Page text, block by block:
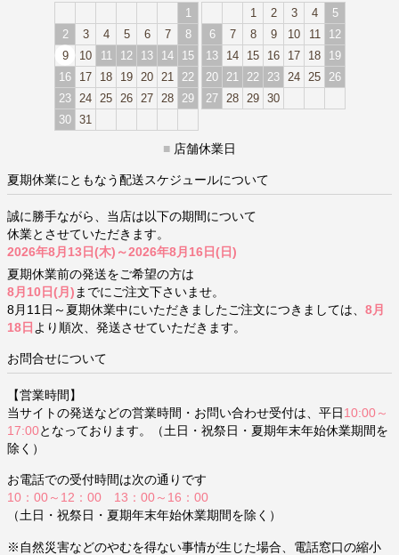
1
2
3 4 5 6 7
8
9
10 11 12 13 14
15
16
17 18 19 20 21
22
23
24 25 26 27 28
29
30 31
1
2 3 4
5
6
7 8 9 10 11
12
13
14 15 16 17 18
19
20
21 22 23 24 25
26
27
28 29 30
■ 店舗休業日
夏期休業にともなう配送スケジュールについて
誠に勝手ながら、当店は以下の期間について
休業とさせていただきます。
2026年8月13日(木)～2026年8月16日(日)
夏期休業前の発送をご希望の方は
8月10日(月) までにご注文下さいませ。
8月11日～夏期休業中にいただきましたご注文につきましては、 8月
18日 より順次、発送させていただきます。
お問合せについて
【営業時間】
当サイトの発送などの営業時間・お問い合わせ受付は、平日 10:00～
17:00となっております。（土日・祝祭日・夏期年末年始休業期間を
除く）
お電話での受付時間は次の通りです
10：00～12：00 13：00～16：00
（土日・祝祭日・夏期年末年始休業期間を除く）
※自然災害などのやむを得ない事情が生じた場合、電話窓口の縮小